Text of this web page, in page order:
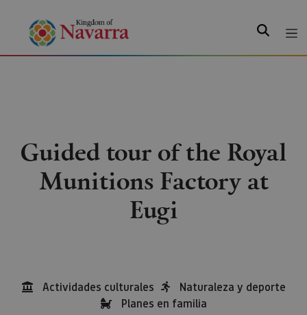
Search
Guided tour of the Royal
Munitions Factory at
Eugi
Actividades culturales
Naturaleza y deporte
Planes en familia